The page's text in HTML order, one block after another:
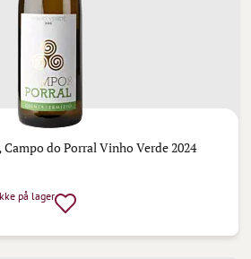
Campo do Porral Vinho Verde 2024
på lager